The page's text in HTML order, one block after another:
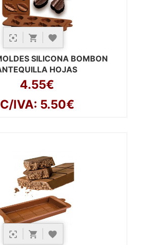
SILICONA BOMBON
HOJAS
4.55€
C/IVA: 5.50€